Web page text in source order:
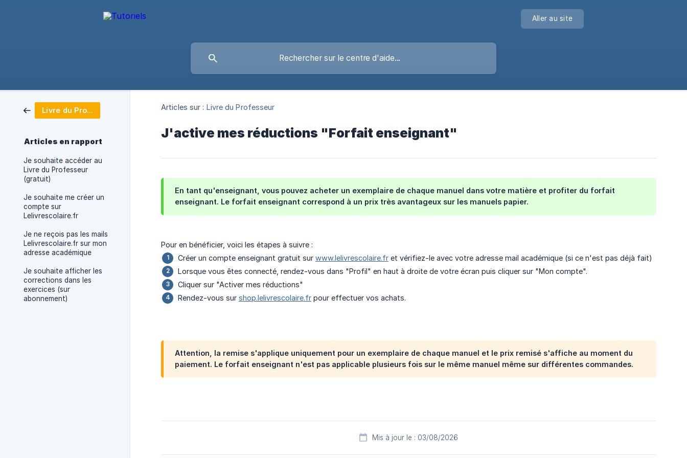
Aller au site
Livre du Professeur
Articles en rapport
Je souhaite accéder au
Livre du Professeur
(gratuit)
Je souhaite me créer un
compte sur
Lelivrescolaire.fr
Je ne reçois pas les mails
Lelivrescolaire.fr sur mon
adresse académique
Je souhaite afficher les
corrections dans les
exercices (sur
abonnement)
Articles sur : Livre du Professeur
J'active mes réductions "Forfait enseignant"
En tant qu'enseignant, vous pouvez acheter un exemplaire de chaque manuel dans votre matière et profiter du forfait
enseignant. Le forfait enseignant correspond à un prix très avantageux sur les manuels papier.
Pour en bénéficier, voici les étapes à suivre :
Créer un compte enseignant gratuit sur www.lelivrescolaire.fr et vérifiez-le avec votre adresse mail académique (si ce n'est pas déjà fait)
Lorsque vous êtes connecté, rendez-vous dans "Profil" en haut à droite de votre écran puis cliquer sur "Mon compte".
Cliquer sur "Activer mes réductions"
Rendez-vous sur shop.lelivrescolaire.fr pour effectuer vos achats.
Attention, la remise s'applique uniquement pour un exemplaire de chaque manuel et le prix remisé s'affiche au moment du
paiement. Le forfait enseignant n'est pas applicable plusieurs fois sur le même manuel même sur différentes commandes.
Mis à jour le : 03/08/2026